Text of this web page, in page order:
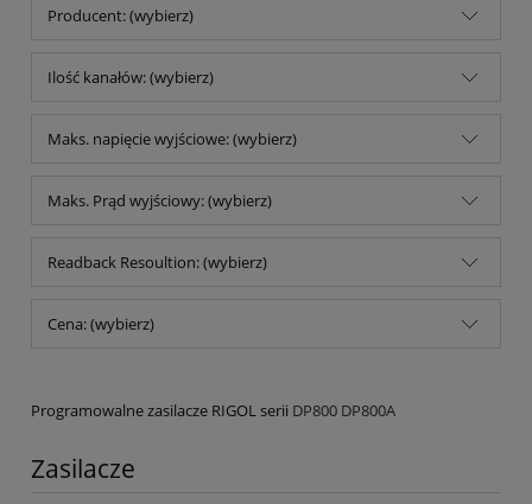
Producent: (wybierz)
Ilość kanałów: (wybierz)
Maks. napięcie wyjściowe: (wybierz)
Maks. Prąd wyjściowy: (wybierz)
Readback Resoultion: (wybierz)
Cena: (wybierz)
Programowalne zasilacze RIGOL serii DP800 DP800A
Zasilacze